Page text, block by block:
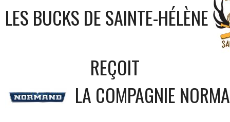
LES BUCKS DE SAINTE-HÉLÈNE
REÇOIT
LA COMPAGNIE